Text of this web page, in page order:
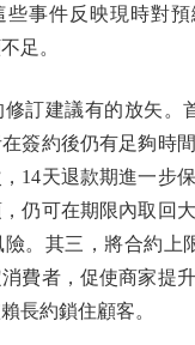
些事件反映現時對
足。
建議有的放矢。
簽約後仍有足夠時
14天退款期進一步
仍可在期限內取回
。其三，將合約上
費者，促使商家提
長約鎖住顧客。